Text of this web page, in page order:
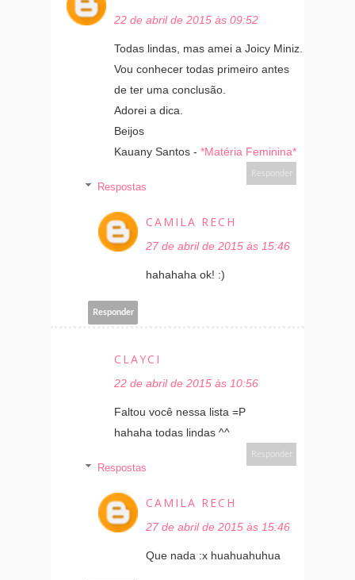
22 de abril de 2015 às 09:52
Todas lindas, mas amei a Joicy Miniz.
Vou conhecer todas primeiro antes
de ter uma conclusão.
Adorei a dica.
Beijos
Kauany Santos - *Matéria Feminina*
Responder
Respostas
CAMILA RECH
27 de abril de 2015 às 15:46
hahahaha ok! :)
Responder
CLAYCI
22 de abril de 2015 às 10:56
Faltou você nessa lista =P
hahaha todas lindas ^^
Responder
Respostas
CAMILA RECH
27 de abril de 2015 às 15:46
Que nada :x huahuahuhua